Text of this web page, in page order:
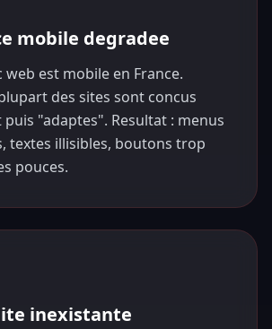
mobile degradee
web est mobile en France.
des sites sont concus
"adaptes". Resultat : menus
textes illisibles, boutons trop
pouces.
inexistante